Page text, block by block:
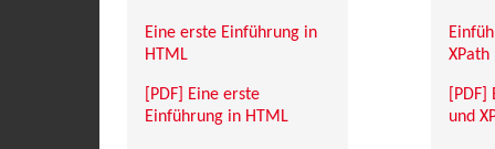
Eine erste Einführung in
HTML
[PDF] Eine erste
Einführung in HTML
XPath
und